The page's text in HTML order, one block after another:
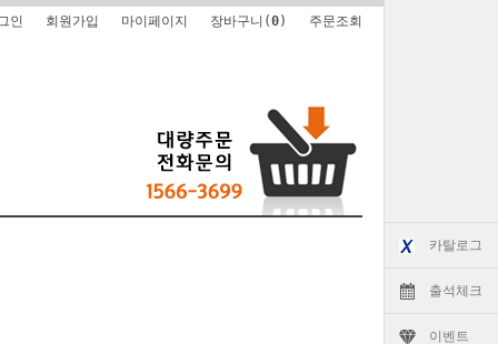
카탈로그
출석체크
이벤트
인 회원가입 마이페이지 장바구니(0) 주문조회